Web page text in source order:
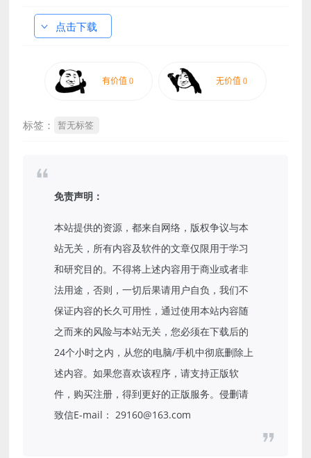
点击下载
标签： 暂无标签
免责声明：
本站提供的资源，都来自网络，版权争议与本
站无关，所有内容及软件的文章仅限用于学习
和研究目的。不得将上述内容用于商业或者非
法用途，否则，一切后果请用户自负，我们不
保证内容的长久可用性，通过使用本站内容随
之而来的风险与本站无关，您必须在下载后的
24个小时之内，从您的电脑/手机中彻底删除上
述内容。如果您喜欢该程序，请支持正版软
件，购买注册，得到更好的正版服务。侵删请
致信E-mail： 29160@163.com